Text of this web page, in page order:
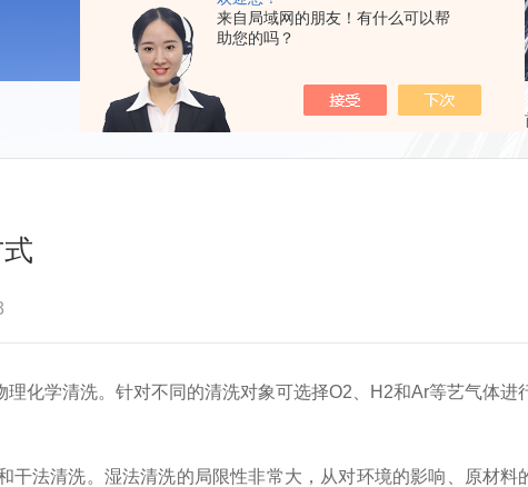
来自局域网的朋友！有什么可以帮
助您的吗？
当前位置：
化学清洗。针对不同的清洗对象可选择O2、H2和Ar等艺气体进
法清洗。湿法清洗的局限性非常大，从对环境的影响、原材料